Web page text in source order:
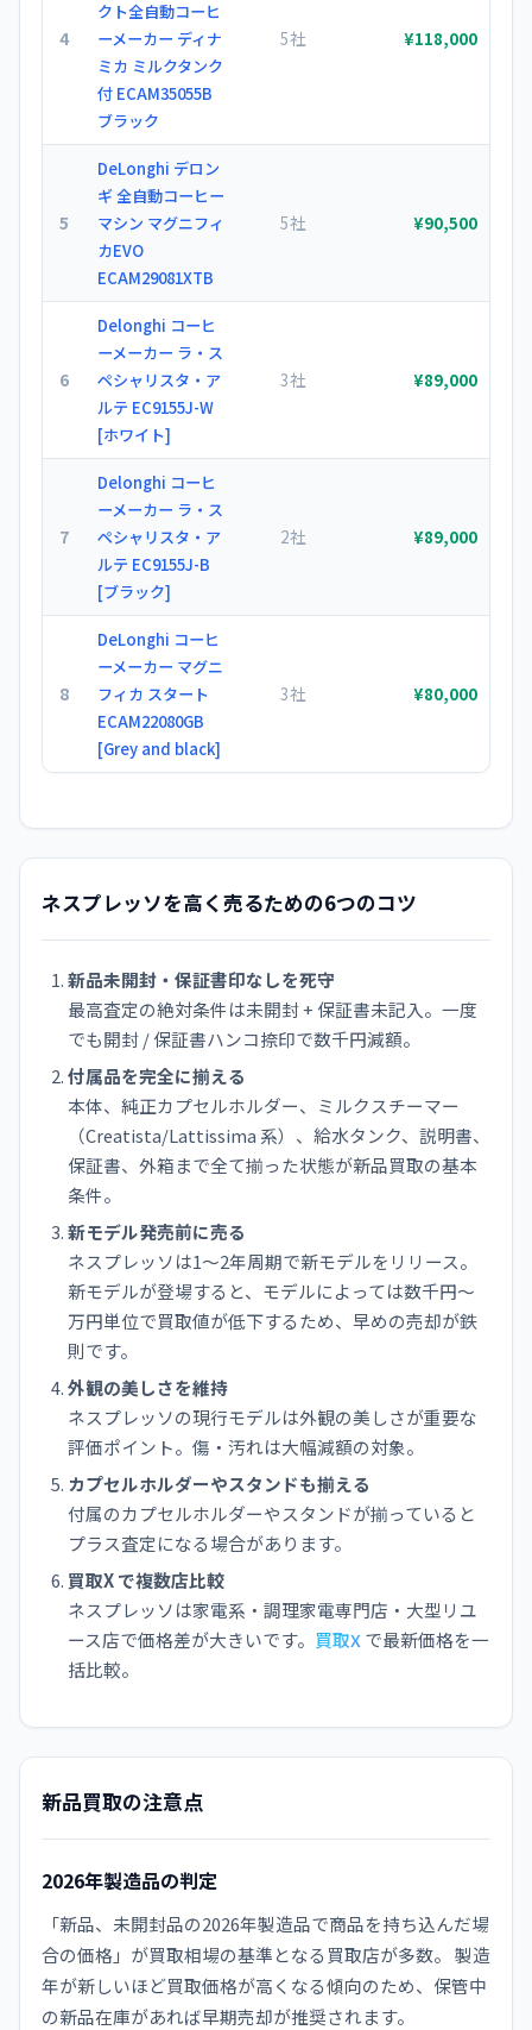
4
クト全自動コーヒ
ーメーカー ディナ
ミカ ミルクタンク
付 ECAM35055B
ブラック
5社 ¥118,000
5
DeLonghi デロン
ギ 全自動コーヒー
マシン マグニフィ
カEVO
ECAM29081XTB
5社 ¥90,500
6
Delonghi コーヒ
ーメーカー ラ・ス
ペシャリスタ・ア
ルテ EC9155J-W
[ホワイト]
3社 ¥89,000
7
Delonghi コーヒ
ーメーカー ラ・ス
ペシャリスタ・ア
ルテ EC9155J-B
[ブラック]
2社 ¥89,000
8
DeLonghi コーヒ
ーメーカー マグニ
フィカ スタート
ECAM22080GB
[Grey and black]
3社 ¥80,000
ネスプレッソを高く売るための6つのコツ
新品未開封・保証書印なしを死守
最高査定の絶対条件は未開封 + 保証書未記入。一度
でも開封 / 保証書ハンコ捺印で数千円減額。
付属品を完全に揃える
本体、純正カプセルホルダー、ミルクスチーマー
（Creatista/Lattissima 系）、給水タンク、説明書、
保証書、外箱まで全て揃った状態が新品買取の基本
条件。
新モデル発売前に売る
ネスプレッソは1〜2年周期で新モデルをリリース。
新モデルが登場すると、モデルによっては数千円〜
万円単位で買取値が低下するため、早めの売却が鉄
則です。
外観の美しさを維持
ネスプレッソの現行モデルは外観の美しさが重要な
評価ポイント。傷・汚れは大幅減額の対象。
カプセルホルダーやスタンドも揃える
付属のカプセルホルダーやスタンドが揃っていると
プラス査定になる場合があります。
買取X で複数店比較
ネスプレッソは家電系・調理家電専門店・大型リユ
ース店で価格差が大きいです。 買取X で最新価格を一
括比較。
新品買取の注意点
2026年製造品の判定
「新品、未開封品の2026年製造品で商品を持ち込んだ場
合の価格」が買取相場の基準となる買取店が多数。 製造
年が新しいほど買取価格が高くなる傾向のため、保管中
の新品在庫があれば早期売却が推奨されます。